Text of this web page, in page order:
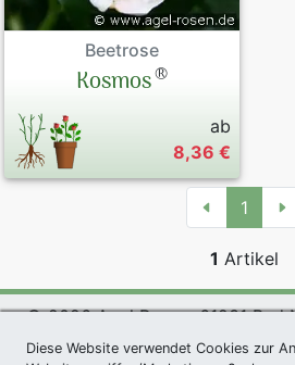
Beetrose
Kosmos®
ab
8,36 €
1
1 Artikel
© 2026 Agel Rosen, 61231 Bad
exklusives Präsent *|Agel
Diese Website verwendet Cookies zur